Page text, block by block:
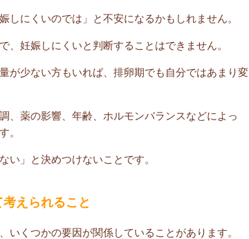
にくいのでは」と不安になるかもしれません。
、妊娠しにくいと判断することはできません。
が少ない方もいれば、排卵期でも自分ではあまり変
、薬の影響、年齢、ホルモンバランスなどによっ
。
い」と決めつけないことです。
えられること
くつかの要因が関係していることがあります。